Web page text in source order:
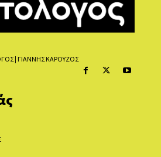
| ΓΙΑΝΝΗΣ ΚΑΡΟΥΖΟΣ